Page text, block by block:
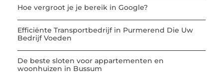
Hoe vergroot je je bereik in Google?
Efficiënte Transportbedrijf in Purmerend Die Uw
Bedrijf Voeden
De beste sloten voor appartementen en
woonhuizen in Bussum